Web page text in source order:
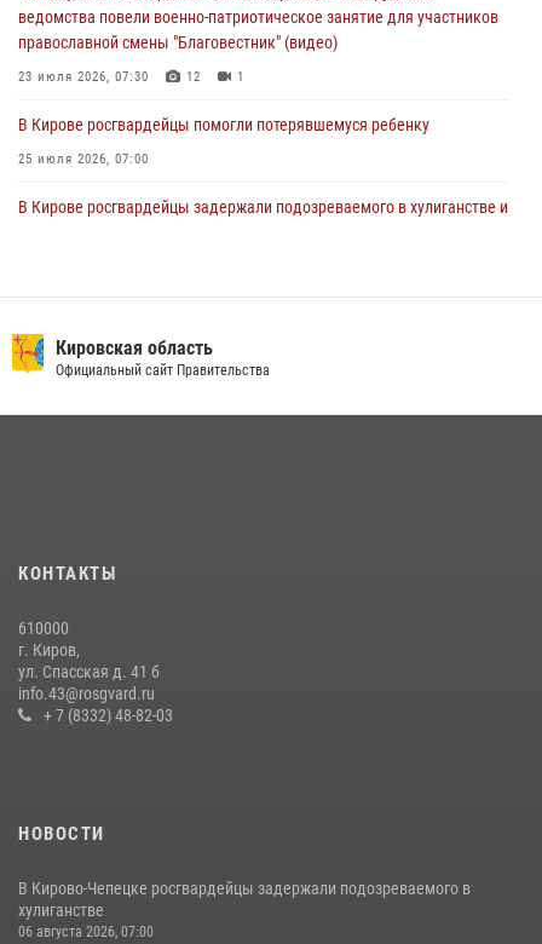
ведомства повели военно-патриотическое занятие для участников
православной смены "Благовестник" (видео)
23 июля 2026, 07:30 12 1
В Кирове росгвардейцы помогли потерявшемуся ребенку
25 июля 2026, 07:00
В Кирове росгвардейцы задержали подозреваемого в хулиганстве и
вневедомственную охрану и поступления в ведомственные вузы
22 июля 2026, 14:51 1 2
В Кирове и Кирово-Чепецке росгвардейцы задержали
подозреваемых в хулиганстве
19 июля 2026, 07:00
Кировская область
Официальный сайт Правительства
КОНТАКТЫ
610000
г. Киров,
ул. Спасская д. 41 б
info.43@rosgvard.ru
+ 7 (8332) 48-82-03
НОВОСТИ
В Кирово-Чепецке росгвардейцы задержали подозреваемого в
хулиганстве
06 августа 2026, 07:00